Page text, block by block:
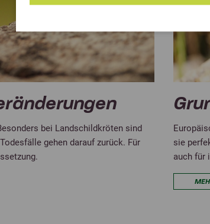
bei Landschildkröten sind
gehen darauf zurück. Für
sie
auch für